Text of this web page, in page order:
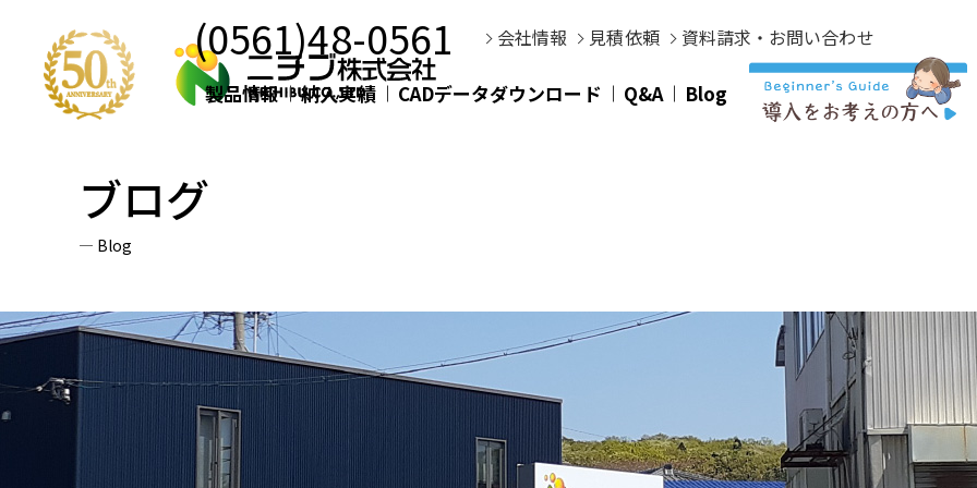
(0561)48-0561 会社情報 見積依頼 資料請求・お問い合わせ
製品情報 納入実績 CADデータダウンロード Q&A Blog
ブログ
Blog